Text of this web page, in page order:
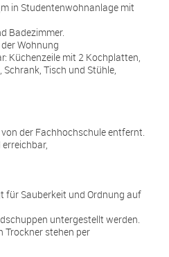
in Studentenwohnanlage mit
Badezimmer.
Wohnung
Küchenzeile mit 2 Kochplatten,
Tisch und Stühle,
der Fachhochschule entfernt.
für Sauberkeit und Ordnung auf
untergestellt werden.
Trockner stehen per